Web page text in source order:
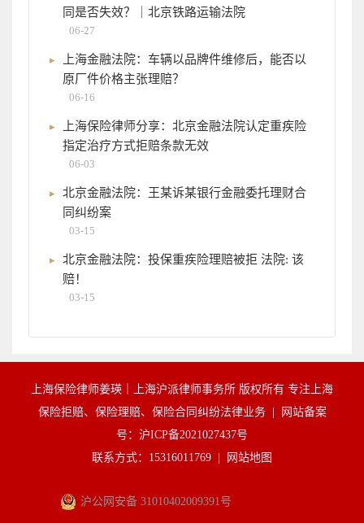
同是否失效？｜北京铁路运输法院
06-27
上海金融法院：车辆以品牌件维修后，能否以
原厂件价格主张理赔？
06-16
上海保险律师分享：北京金融法院认定重疾险
指定治疗方式拒赔条款无效
06-03
北京金融法院：王某诉某银行金融委托理财合
同纠纷案
03-15
北京金融法院：投保重疾险理赔被拒 法院: 该
赔！
03-15
上海保险律师姜瑛｜上海沪派律师事务所 版权所有 专注上海
保险拒赔、保险理赔、保险合同纠纷法律业务 |
网站备案
号：沪ICP备2021027437号
联系方式：15316011769 |
网站地图
沪公网安备 31010402009391号